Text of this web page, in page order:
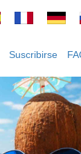
Suscribirse